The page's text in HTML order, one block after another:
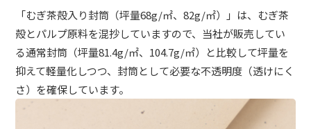
「むぎ茶殻入り封筒（坪量68g/㎡、82g/㎡）」は、むぎ茶
殻とパルプ原料を混抄していますので、当社が販売してい
る通常封筒（坪量81.4g/㎡、104.7g/㎡）と比較して坪量を
抑えて軽量化しつつ、封筒として必要な不透明度（透けにく
さ）を確保しています。